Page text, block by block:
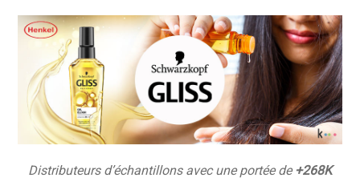
Distributeurs d’échantillons avec une portée de +268K